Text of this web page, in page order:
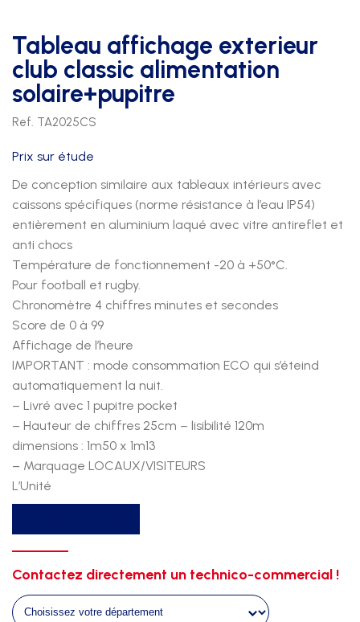
Tableau affichage exterieur
club classic alimentation
solaire+pupitre
Ref. TA2025CS
Prix sur étude
De conception similaire aux tableaux intérieurs avec
caissons spécifiques (norme résistance à l’eau IP54)
entièrement en aluminium laqué avec vitre antireflet et
anti chocs
Température de fonctionnement -20 à +50°C.
Pour football et rugby.
Chronomètre 4 chiffres minutes et secondes
Score de 0 à 99
Affichage de l’heure
IMPORTANT : mode consommation ECO qui s’éteind
automatiquement la nuit.
– Livré avec 1 pupitre pocket
– Hauteur de chiffres 25cm – lisibilité 120m
dimensions : 1m50 x 1m13
– Marquage LOCAUX/VISITEURS
L’Unité
de
Tableau
affichage
exterieur
club
Contactez directement un technico-commercial !